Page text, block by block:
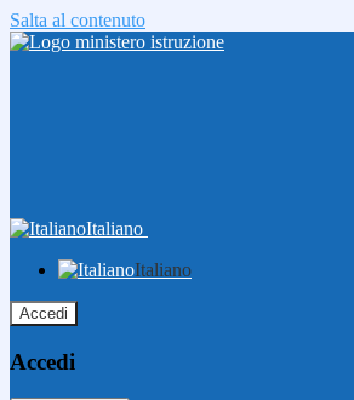
Salta al contenuto
Italiano
Italiano
Accedi
Accedi